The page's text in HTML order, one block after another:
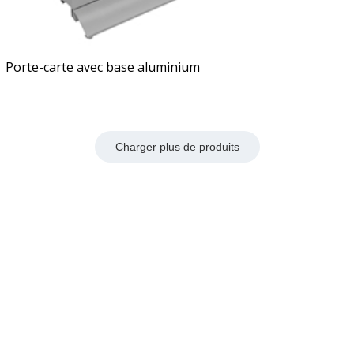
Porte-carte avec base aluminium
Charger plus de produits